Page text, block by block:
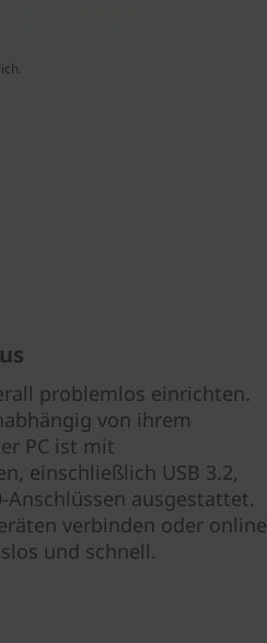
problemlos einrichten.
von ihrem
PC ist mit
einschließlich USB 3.2,
Anschlüssen ausgestattet.
verbinden oder online
und schnell.